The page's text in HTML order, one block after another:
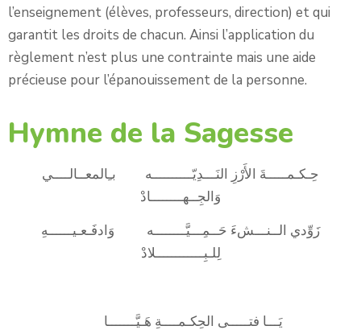
l’enseignement (élèves, professeurs, direction) et qui
garantit les droits de chacun. Ainsi l’application du
règlement n’est plus une contrainte mais une aide
précieuse pour l’épanouissement de la personne.
Hymne de la Sagesse
حِـكـمـــــةَ الأَرْزِ النَـــدِيّــــــــــه بـِالمعــالــــي
وَالجِــهــــــــادْ
زَوِّدي الــنـــشءَ حَــمِـــيَّــــــــه وَادفَـعـيــــــهِ
لِلـبِــــــــــــلادْ
يَـــا فتـــــى الحِكـمــــةِ هَـيَّـــــــا